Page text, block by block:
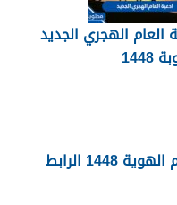
العام الهجري الجديد
تحديث بيانات الصندوق العقاري برقم الهوية 1448 الرابط